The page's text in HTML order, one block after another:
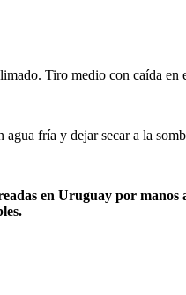
Tiro medio con caída
fría y dejar secar a la
en Uruguay por